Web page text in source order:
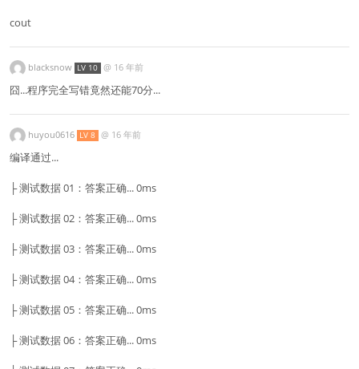
cout
blacksnow LV 10 @ 16 年前
囧...程序完全写错竟然还能70分...
huyou0616 LV 8 @ 16 年前
编译通过...
├ 测试数据 01：答案正确... 0ms
├ 测试数据 02：答案正确... 0ms
├ 测试数据 03：答案正确... 0ms
├ 测试数据 04：答案正确... 0ms
├ 测试数据 05：答案正确... 0ms
├ 测试数据 06：答案正确... 0ms